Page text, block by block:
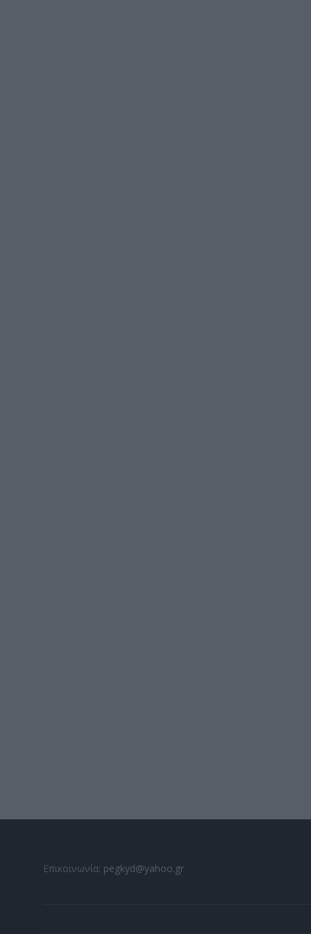
Επικοινωνία: pegkyd@yahoo.gr